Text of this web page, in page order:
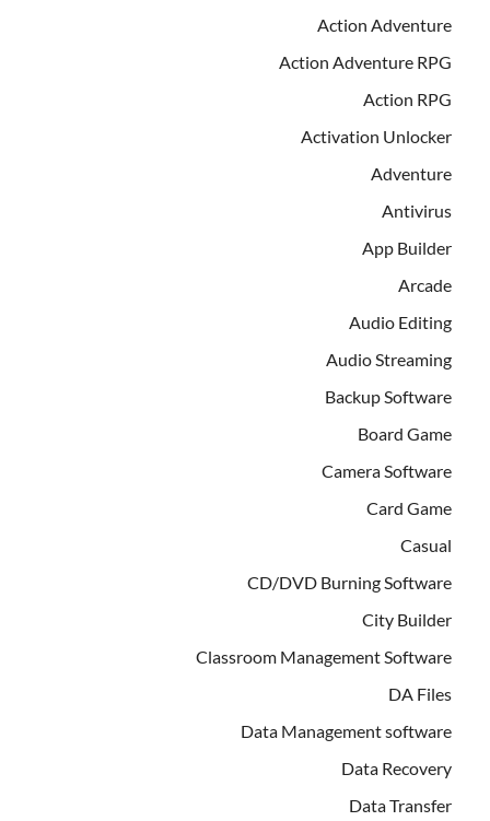
Action Adventure
Action Adventure RPG
Action RPG
Activation Unlocker
Adventure
Antivirus
App Builder
Arcade
Audio Editing
Audio Streaming
Backup Software
Board Game
Camera Software
Card Game
Casual
CD/DVD Burning Software
City Builder
Classroom Management Software
DA Files
Data Management software
Data Recovery
Data Transfer